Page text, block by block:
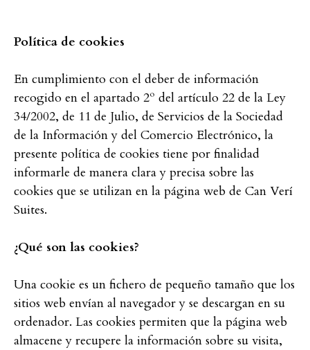
Política de cookies
En cumplimiento con el deber de información
recogido en el apartado 2º del artículo 22 de la Ley
34/2002, de 11 de Julio, de Servicios de la Sociedad
de la Información y del Comercio Electrónico, la
presente política de cookies tiene por finalidad
informarle de manera clara y precisa sobre las
cookies que se utilizan en la página web de Can Verí
Suites.
¿Qué son las cookies?
Una cookie es un fichero de pequeño tamaño que los
sitios web envían al navegador y se descargan en su
ordenador. Las cookies permiten que la página web
almacene y recupere la información sobre su visita,